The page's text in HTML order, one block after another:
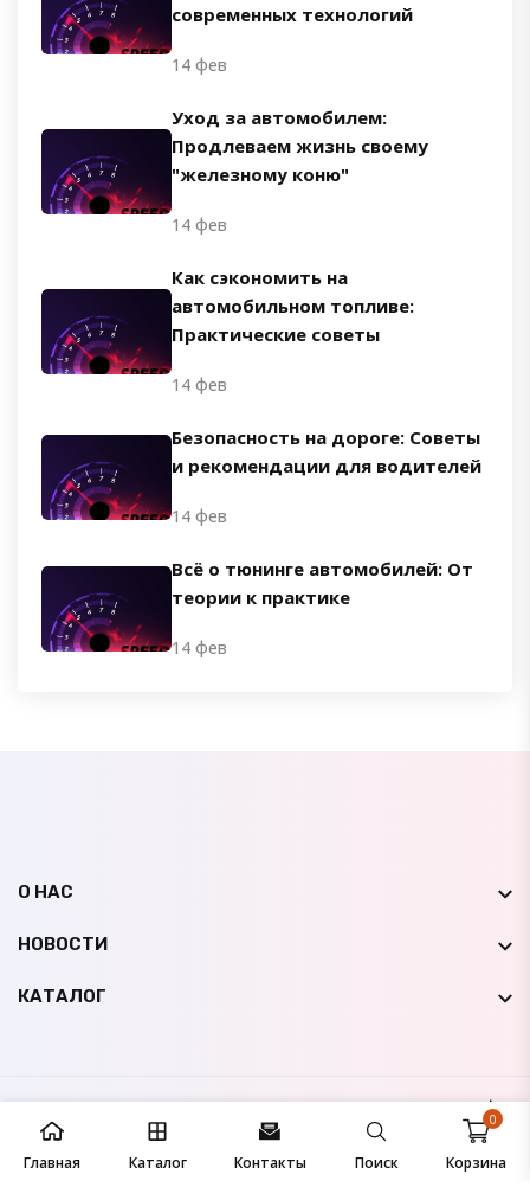
Главная Каталог Контакты Поиск Корзина
0
современных технологий
14 фев
Уход за автомобилем:
Продлеваем жизнь своему
"железному коню"
14 фев
Как сэкономить на
автомобильном топливе:
Практические советы
14 фев
Безопасность на дороге: Советы
и рекомендации для водителей
14 фев
Всё о тюнинге автомобилей: От
теории к практике
14 фев
О НАС
НОВОСТИ
КАТАЛОГ
Все права защищены |
Сайт создан студией
IconicLine